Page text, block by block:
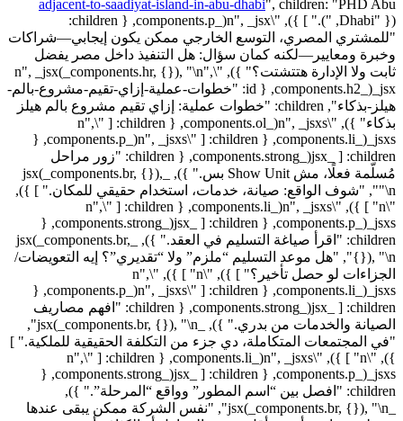
adjacent-to-saadiyat-island-in-abu-dhabi", children: "PHD Abu
Dhabi" }), ")." ] }), "\n", _jsx(_components.p, { children:
"للمشتري المصري، التوسع الخارجي ممكن يكون إيجابي—شراكات
وخبرة ومعايير—لكنه كمان سؤال: هل التنفيذ داخل مصر يفضل
ثابت ولا الإدارة هتتشتت؟" }), "\n", _jsx(_components.hr, {}), "\n",
_jsx(_components.h2, { id: "خطوات-عملية-إزاي-تقيم-مشروع-بالم-
هيلز-بذكاء", children: "خطوات عملية: إزاي تقيم مشروع بالم هيلز
بذكاء" }), "\n", _jsxs(_components.ol, { children: [ "\n",
_jsxs(_components.li, { children: [ "\n", _jsxs(_components.p, {
children: [ _jsx(_components.strong, { children: "زور مراحل
مُسلّمة فعلًا، مش Show Unit بس." }), _jsx(_components.br, {}),
"\n", "شوف الواقع: صيانة، خدمات، استخدام حقيقي للمكان." ] }),
"\n" ] }), "\n", _jsxs(_components.li, { children: [ "\n",
_jsxs(_components.p, { children: [ _jsx(_components.strong, {
children: "اقرأ صياغة التسليم في العقد." }), _jsx(_components.br,
{}), "\n", "هل موعد التسليم “ملزم” ولا “تقديري”؟ إيه التعويضات/
الجزاءات لو حصل تأخير؟" ] }), "\n" ] }), "\n",
_jsxs(_components.li, { children: [ "\n", _jsxs(_components.p, {
children: [ _jsx(_components.strong, { children: "افهم مصاريف
الصيانة والخدمات من بدري." }), _jsx(_components.br, {}), "\n",
"في المجتمعات المتكاملة، دي جزء من التكلفة الحقيقية للملكية." ]
}), "\n" ] }), "\n", _jsxs(_components.li, { children: [ "\n",
_jsxs(_components.p, { children: [ _jsx(_components.strong, {
children: "افصل بين “اسم المطور” وواقع “المرحلة”." }),
_jsx(_components.br, {}), "\n", "نفس الشركة ممكن يبقى عندها